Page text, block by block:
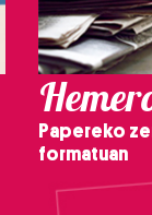
Papereko
formatuan